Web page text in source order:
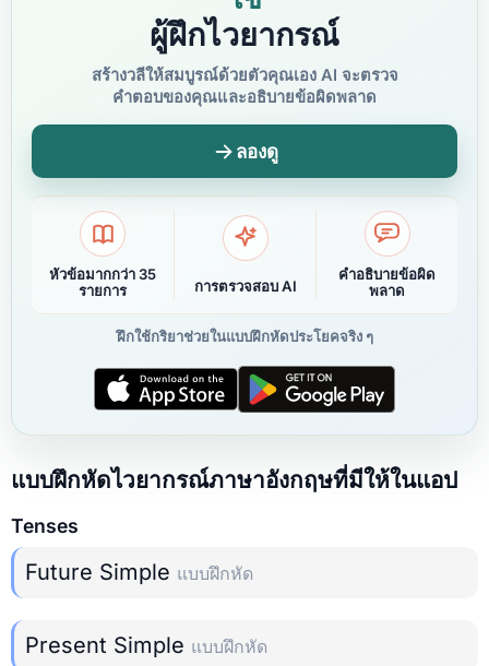
ผู้ฝึกไวยากรณ์
สร้างวลีให้สมบูรณ์ด้วยตัวคุณเอง AI จะตรวจ
คำตอบของคุณและอธิบายข้อผิดพลาด
ลองดู
หัวข้อมากกว่า 35
รายการ
การตรวจสอบ AI
คำอธิบายข้อผิด
พลาด
ฝึกใช้กริยาช่วยในแบบฝึกหัดประโยคจริง ๆ
แบบฝึกหัดไวยากรณ์ภาษาอังกฤษที่มีให้ในแอป
Tenses
Future Simple แบบฝึกหัด
Present Simple แบบฝึกหัด